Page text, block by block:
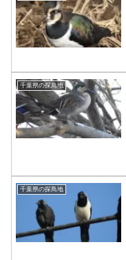
千葉県の探鳥地
千葉県の探鳥地